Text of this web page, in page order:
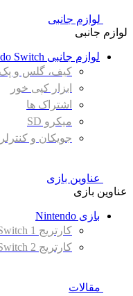
لوازم جانبی
لوازم جانبی
لوازم جانبی Nintendo Switch
کیف، گلس و
ابزار کپی خور
اشتراک ها
میکرو SD
جویکان و کنترلر
عناوین بازی
عناوین بازی
بازی Nintendo
کارتریج Nintendo Switch 1
کارتریج Nintendo Switch 2
مقالات